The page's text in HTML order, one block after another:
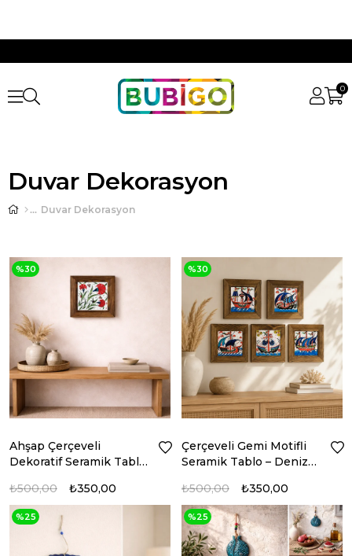
0
Duvar Dekorasyon
Duvar Dekorasyon
Ahşap Çerçeveli
Dekoratif Seramik Tablo
₺350,00
₺500,00
%30
Çerçeveli Gemi Motifli
Seramik Tablo – Deniz
₺350,00
₺500,00
%30
%25 %25